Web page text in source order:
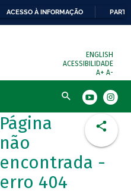
ACESSO À INFORMAÇÃO
ENGLISH
ACESSIBILIDADE
A+ A-
Busca
Página
não
encontrada -
erro 404